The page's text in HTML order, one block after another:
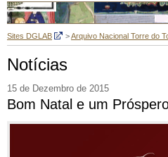
Sites DGLAB >Arquivo Nacional Torre do
Notícias
15 de Dezembro de 2015
Bom Natal e um